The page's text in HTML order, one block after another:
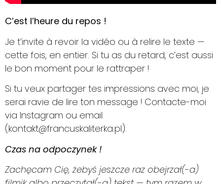
C’est l’heure du repos !
Je t’invite à revoir la vidéo ou à relire le texte —
cette fois, en entier. Si tu as du retard, c’est aussi
le bon moment pour le rattraper !
Si tu veux partager tes impressions avec moi, je
serai ravie de lire ton message ! Contacte-moi
via Instagram ou email
(kontakt@francuskaliterka.pl).
Czas na odpoczynek !
Zachęcam Cię, żebyś jeszcze raz obejrzał(-a)